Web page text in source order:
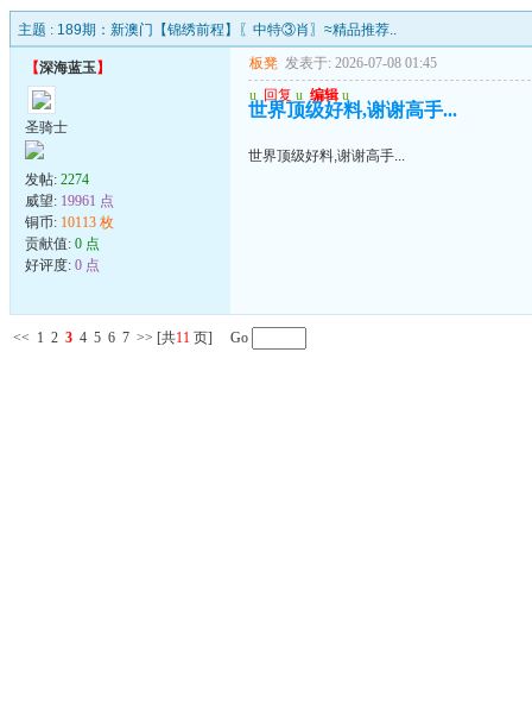
主题 : 189期：新澳门【锦绣前程】〖中特③肖〗≈精品推荐..
【深海蓝玉】
圣骑士
发帖: 2274
威望: 19961 点
铜币: 10113 枚
贡献值: 0 点
好评度: 0 点
板凳 发表于: 2026-07-08 01:45
u 回复 u 编辑 u
世界顶级好料,谢谢高手...
世界顶级好料,谢谢高手...
<< 1 2 3 4 5 6 7 >> [共11 页] Go